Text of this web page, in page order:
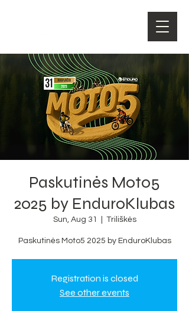
Paskutinės Moto5
2025 by EnduroKlubas
Sun, Aug 31 Triliškės
Paskutinės Moto5 2025 by EnduroKlubas
Registration is closed
See other events